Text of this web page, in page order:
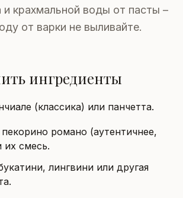
и крахмальной воды от пасты –
от варки не выливайте.
ингредиенты
(классика) или панчетта.
романо (аутентичнее,
их смесь.
лингвини или другая